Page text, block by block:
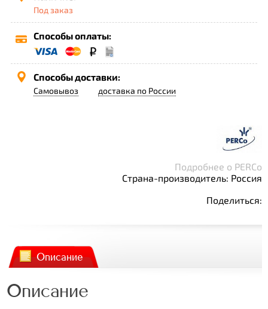
Под заказ
Способы оплаты:
Способы доставки:
Самовывоз доставка по России
Подробнее о PERCo
Страна-производитель: Россия
Поделиться:
Описание
Описание